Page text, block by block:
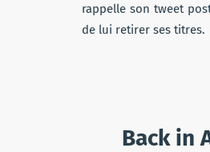
rappelle son tweet
de lui retirer ses titres.
Back in